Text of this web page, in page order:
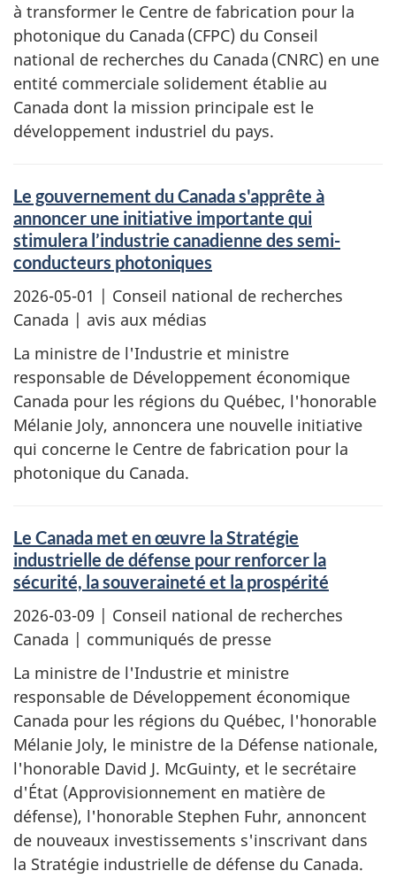
à transformer le Centre de fabrication pour la
photonique du Canada (CFPC) du Conseil
national de recherches du Canada (CNRC) en une
entité commerciale solidement établie au
Canada dont la mission principale est le
développement industriel du pays.
Le gouvernement du Canada s'apprête à
annoncer une initiative importante qui
stimulera l’industrie canadienne des semi-
conducteurs photoniques
2026-05-01 | Conseil national de recherches
Canada | avis aux médias
La ministre de l'Industrie et ministre
responsable de Développement économique
Canada pour les régions du Québec, l'honorable
Mélanie Joly, annoncera une nouvelle initiative
qui concerne le Centre de fabrication pour la
photonique du Canada.
Le Canada met en œuvre la Stratégie
industrielle de défense pour renforcer la
sécurité, la souveraineté et la prospérité
2026-03-09 | Conseil national de recherches
Canada | communiqués de presse
La ministre de l'Industrie et ministre
responsable de Développement économique
Canada pour les régions du Québec, l'honorable
Mélanie Joly, le ministre de la Défense nationale,
l'honorable David J. McGuinty, et le secrétaire
d'État (Approvisionnement en matière de
défense), l'honorable Stephen Fuhr, annoncent
de nouveaux investissements s'inscrivant dans
la Stratégie industrielle de défense du Canada.